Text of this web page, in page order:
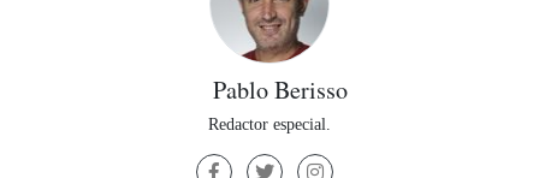
Pablo Berisso
Redactor especial.